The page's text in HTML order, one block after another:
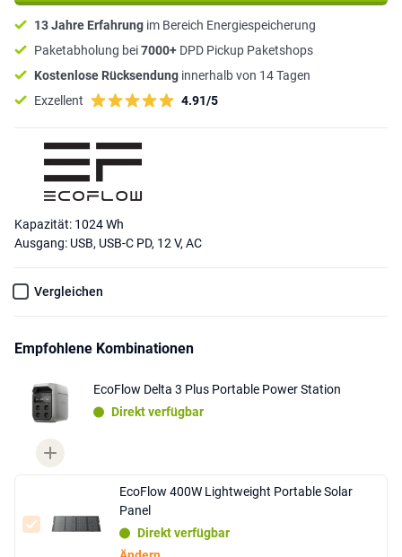
13 Jahre Erfahrung im Bereich Energiespeicherung
Paketabholung bei7000+ DPD Pickup Paketshops
Kostenlose Rücksendung innerhalb von 14 Tagen
Exzellent
4.91/5
Kapazität: 1024 Wh
Ausgang: USB, USB-C PD, 12 V, AC
Vergleichen
Empfohlene Kombinationen
EcoFlow Delta 3 Plus Portable Power Station
Direkt verfügbar
EcoFlow 400W Lightweight Portable Solar
Panel
Direkt verfügbar